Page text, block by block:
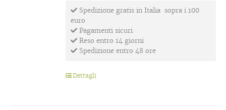
Spedizione gratis in Italia sopra i 100
euro
Pagamenti sicuri
Reso entro 14 giorni
Spedizione entro 48 ore
Dettagli